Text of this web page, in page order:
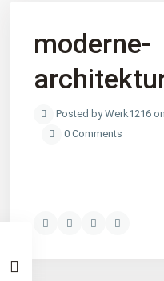
moderne-
Posted by Werk1216
0 Comments